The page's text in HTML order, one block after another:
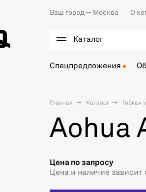
Ваш город — Москва О
Каталог
Спецпредложения
Главная Каталог Гибкая
Aohua
Цена по запросу
Цена и наличие зависит